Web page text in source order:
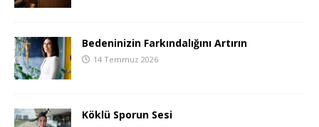
Bedeninizin Farkındalığını Artırın
14 Temmuz 2026
Köklü Sporun Sesi